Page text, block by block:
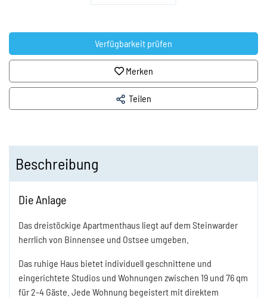
Verfügbarkeit prüfen
Merken
Teilen
Beschreibung
Die Anlage
Das dreistöckige Apartmenthaus liegt auf dem Steinwarder
herrlich von Binnensee und Ostsee umgeben.
Das ruhige Haus bietet individuell geschnittene und
eingerichtete Studios und Wohnungen zwischen 19 und 76 qm
für 2-4 Gäste. Jede Wohnung begeistert mit direktem